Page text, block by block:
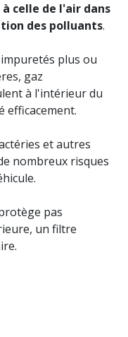
celle de l'air dans
des polluants.
plus ou
gaz
à l'intérieur du
efficacement.
et autres
nombreux risques
pas
un filtre